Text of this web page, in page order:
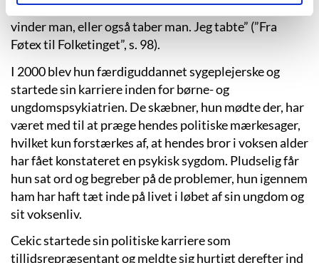
arrangeret ægteskab er ligesom at spille lotto. Enten
vinder man, eller også taber man. Jeg tabte” (”Fra
Føtex til Folketinget”, s. 98).
I 2000 blev hun færdiguddannet sygeplejerske og
startede sin karriere inden for børne- og
ungdomspsykiatrien. De skæbner, hun mødte der, har
været med til at præge hendes politiske mærkesager,
hvilket kun forstærkes af, at hendes bror i voksen alder
har fået konstateret en psykisk sygdom. Pludselig får
hun sat ord og begreber på de problemer, hun igennem
ham har haft tæt inde på livet i løbet af sin ungdom og
sit voksenliv.
Cekic startede sin politiske karriere som
tillidsrepræsentant og meldte sig hurtigt derefter ind